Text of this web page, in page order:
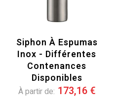
Siphon À Espumas
Inox - Différentes
Contenances
Disponibles
À partir de 173,16 €